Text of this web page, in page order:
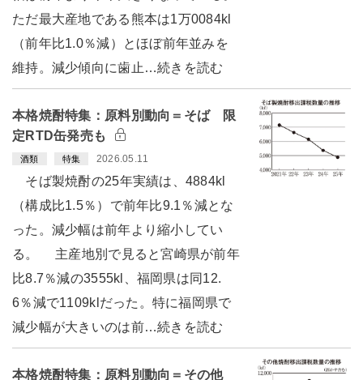
ただ最大産地である熊本は1万0084kl
（前年比1.0％減）とほぼ前年並みを
維持。減少傾向に歯止…続きを読む
本格焼酎特集：原料別動向＝そば 限
定RTD缶発売も
酒類 特集 2026.05.11
そば製焼酎の25年実績は、4884kl
（構成比1.5％）で前年比9.1％減とな
った。減少幅は前年より縮小してい
る。 主産地別で見ると宮崎県が前年
比8.7％減の3555kl、福岡県は同12.
6％減で1109klだった。特に福岡県で
減少幅が大きいのは前…続きを読む
本格焼酎特集：原料別動向＝その他